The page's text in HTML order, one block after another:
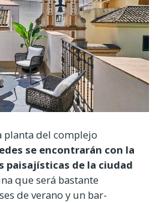
planta del complejo
se encontrarán con la
paisajísticas de la ciudad
que será bastante
de verano y un bar-